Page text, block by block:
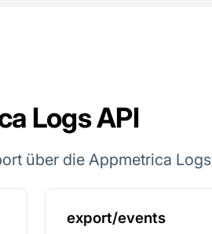
Logs API
über die Appmetrica
export/events